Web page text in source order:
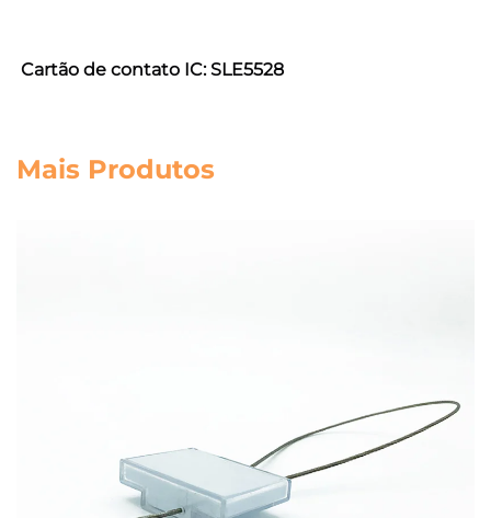
Mais Produtos